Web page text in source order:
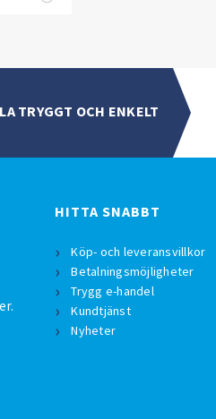
TRYGGT OCH ENKELT
HITTA SNABBT
Köp- och leveransvillkor
Betalningsmöjligheter
Trygg e-handel
Kundtjänst
Nyheter